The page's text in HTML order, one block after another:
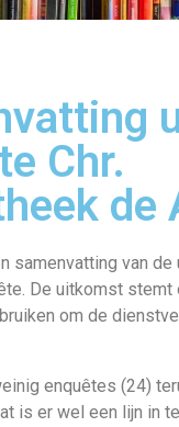
Chr.
de
samenvatting van de
De uitkomst stemt
om de
enquêtes (24)
is er wel een lijn in